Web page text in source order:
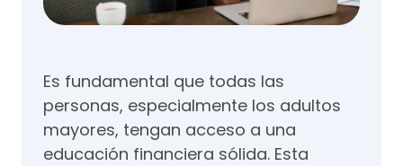
Es fundamental que todas las
personas, especialmente los adultos
mayores, tengan acceso a una
educación financiera sólida. Esta